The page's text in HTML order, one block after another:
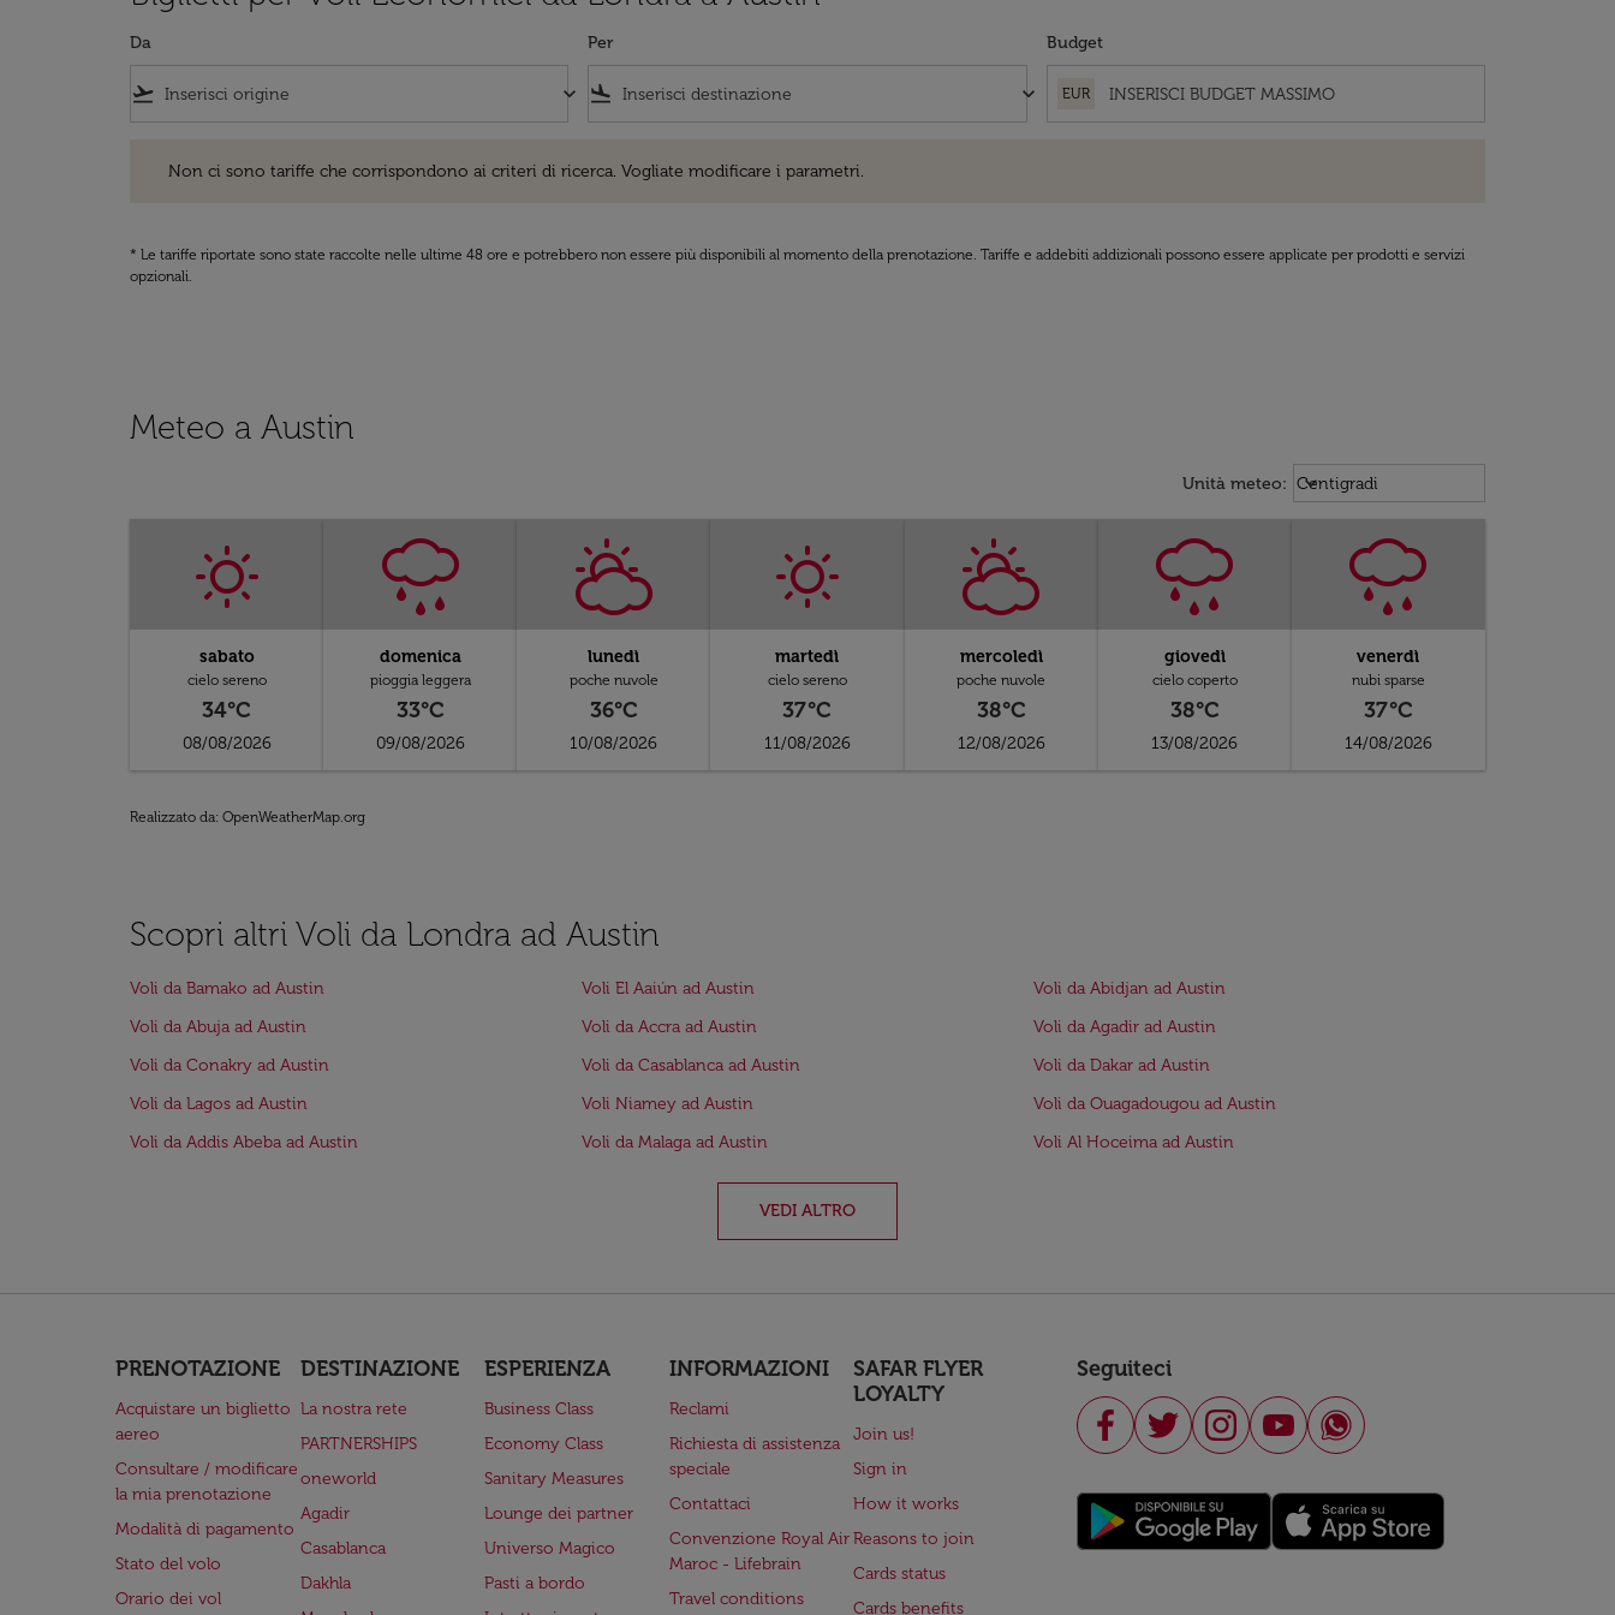
Da
flight_takeoff keyboard_arrow_down
Per
flight_land keyboard_arrow_down
Budget
EUR
Non ci sono tariffe che corrispondono ai criteri di ricerca. Vogliate modificare i parametri.
* Le tariffe riportate sono state raccolte nelle ultime 48 ore e potrebbero non essere più disponibili al momento della prenotazione. Tariffe e addebiti addizionali possono essere applicate per prodotti e servizi
opzionali.
Meteo a Austin
Unità meteo: Weather unit option Centigradi
Centigradi
keyboard_arrow_down
sabato
cielo sereno
34°C
08/08/2026
domenica
pioggia leggera
33°C
09/08/2026
lunedì
poche nuvole
36°C
10/08/2026
martedì
cielo sereno
37°C
11/08/2026
mercoledì
poche nuvole
38°C
12/08/2026
giovedì
cielo coperto
38°C
13/08/2026
venerdì
nubi sparse
37°C
14/08/2026
Realizzato da: OpenWeatherMap.org
Scopri altri Voli da Londra ad Austin
Voli da Bamako ad Austin Voli El Aaiún ad Austin
Voli da Abidjan ad Austin
Voli da Abuja ad Austin
Voli da Accra ad Austin
Voli da Agadir ad Austin
Voli da Conakry ad Austin
Voli da Casablanca ad Austin
Voli da Dakar ad Austin
Voli da Lagos ad Austin
Voli Niamey ad Austin
Voli da Ouagadougou ad Austin
Voli da Addis Abeba ad Austin
Voli da Malaga ad Austin Voli Al Hoceima ad Austin
VEDI ALTRO
PRENOTAZIONE
Acquistare un biglietto
aereo
Consultare / modificare
la mia prenotazione
Modalità di pagamento
Stato del volo
Orario dei vol
DESTINAZIONE
La nostra rete
PARTNERSHIPS
oneworld
Agadir
Casablanca
Dakhla
ESPERIENZA
Business Class
Economy Class
Sanitary Measures
Lounge dei partner
Universo Magico
Pasti a bordo
INFORMAZIONI
Reclami
Richiesta di assistenza
speciale
Contattaci
Convenzione Royal Air
Maroc - Lifebrain
Travel conditions
SAFAR FLYER
LOYALTY
Join us!
Sign in
How it works
Reasons to join
Cards status
Cards benefits
Seguiteci